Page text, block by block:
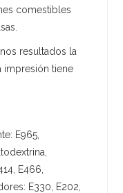
comestibles
resultados la
impresión tiene
E965,
E466,
E330, E202,